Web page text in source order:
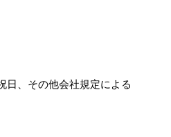
日、その他会社規定による